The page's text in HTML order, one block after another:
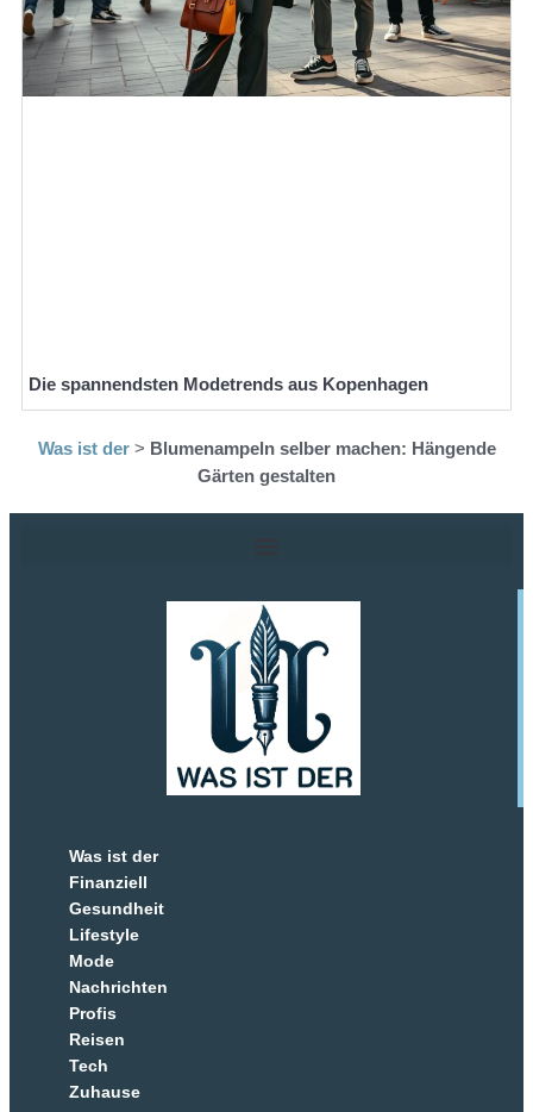
Die spannendsten Modetrends aus Kopenhagen
Was ist der> Blumenampeln selber machen: Hängende
Gärten gestalten
Was ist der
Finanziell
Gesundheit
Lifestyle
Mode
Nachrichten
Profis
Reisen
Tech
Zuhause